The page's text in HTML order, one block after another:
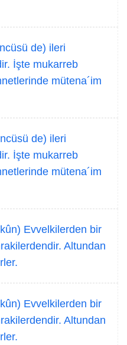
de) ileri
İşte mukarreb
mütena´im
de) ileri
İşte mukarreb
mütena´im
Evvelkilerden bir
Altundan
Evvelkilerden bir
Altundan